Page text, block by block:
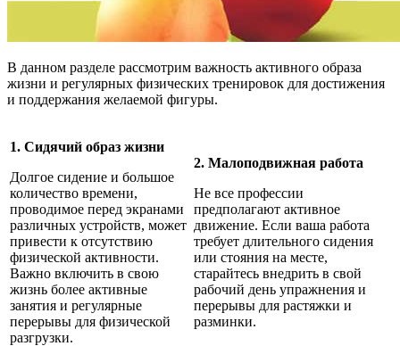
В данном разделе рассмотрим важность активного образа
жизни и регулярных физических тренировок для достижения
и поддержания желаемой фигуры.
1. Сидячий образ жизни
Долгое сидение и большое
количество времени,
проводимое перед экранами
различных устройств, может
привести к отсутствию
физической активности.
Важно включить в свою
жизнь более активные
занятия и регулярные
перерывы для физической
разгрузки.
2. Малоподвижная работа
Не все профессии
предполагают активное
движение. Если ваша работа
требует длительного сидения
или стояния на месте,
старайтесь внедрить в свой
рабочий день упражнения и
перерывы для растяжки и
разминки.